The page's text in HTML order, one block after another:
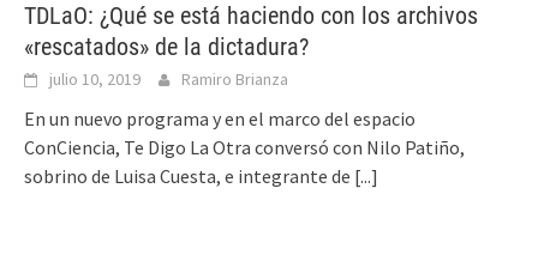
TDLaO: ¿Qué se está haciendo con los archivos
«rescatados» de la dictadura?
julio 10, 2019 Ramiro Brianza
En un nuevo programa y en el marco del espacio
ConCiencia, Te Digo La Otra conversó con Nilo Patiño,
sobrino de Luisa Cuesta, e integrante de [...]